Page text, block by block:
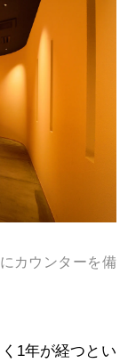
カウンターを備
1年が経つとい